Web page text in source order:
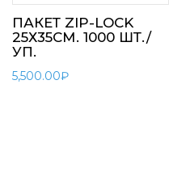
ПАКЕТ ZIP-LOCK
25Х35СМ. 1000 ШТ./
УП.
5,500.00₽